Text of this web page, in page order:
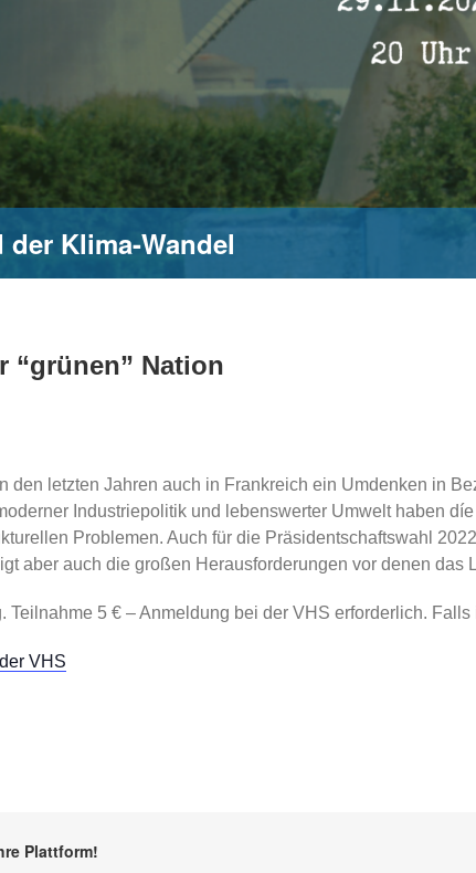
Klima-Wandel
“grünen” Nation
den letzten Jahren auch in Frankreich ein Umdenken in
Industriepolitik und lebenswerter Umwelt haben
Problemen. Auch für die Präsidentschaftswahl
aber auch die großen Herausforderungen vor denen das
Teilnahme 5 € – Anmeldung bei der VHS erforderlich.
VHS
Plattform!